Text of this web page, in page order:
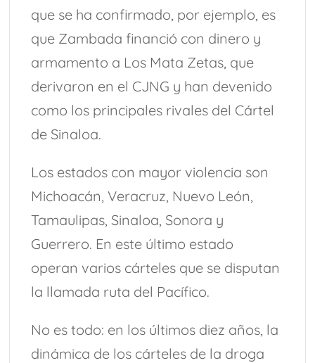
que se ha confirmado, por ejemplo, es
que Zambada financió con dinero y
armamento a Los Mata Zetas, que
derivaron en el CJNG y han devenido
como los principales rivales del Cártel
de Sinaloa.
Los estados con mayor violencia son
Michoacán, Veracruz, Nuevo León,
Tamaulipas, Sinaloa, Sonora y
Guerrero. En este último estado
operan varios cárteles que se disputan
la llamada ruta del Pacífico.
No es todo: en los últimos diez años, la
dinámica de los cárteles de la droga